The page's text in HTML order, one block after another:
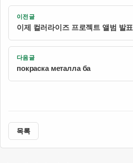
이전글
이제 컬러라이즈 프로젝트 앨범 발표
다음글
покраска металла ба
목록